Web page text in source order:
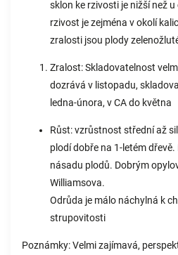
sklon ke rzivosti je nižší než
rzivost je zejména v okolí
zralosti jsou plody
Zralost: Skladovatelnost
dozrává v listopadu,
ledna-února, v CA do května
Růst: vzrůstnost střední až
plodí dobře na 1-letém
násadu plodů. Dobrým
Williamsova.
Odrůda je málo náchylná k
strupovitosti
Poznámky: Velmi zajímavá,